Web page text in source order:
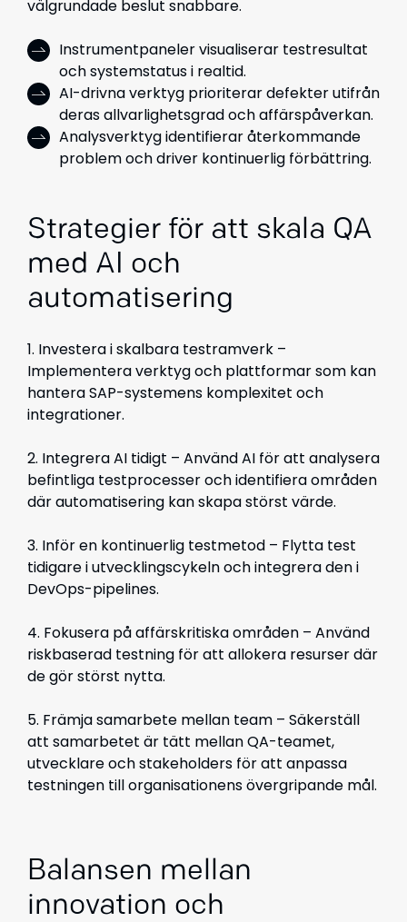
välgrundade beslut snabbare.
Instrumentpaneler visualiserar testresultat
och systemstatus i realtid.
AI-drivna verktyg prioriterar defekter utifrån
deras allvarlighetsgrad och affärspåverkan.
Analysverktyg identifierar återkommande
problem och driver kontinuerlig förbättring.
Strategier för att skala QA
med AI och
automatisering
1. Investera i skalbara testramverk –
Implementera verktyg och plattformar som kan
hantera SAP-systemens komplexitet och
integrationer.
2. Integrera AI tidigt – Använd AI för att analysera
befintliga testprocesser och identifiera områden
där automatisering kan skapa störst värde.
3. Inför en kontinuerlig testmetod – Flytta test
tidigare i utvecklingscykeln och integrera den i
DevOps-pipelines.
4. Fokusera på affärskritiska områden – Använd
riskbaserad testning för att allokera resurser där
de gör störst nytta.
5. Främja samarbete mellan team – Säkerställ
att samarbetet är tätt mellan QA-teamet,
utvecklare och stakeholders för att anpassa
testningen till organisationens övergripande mål.
Balansen mellan
innovation och